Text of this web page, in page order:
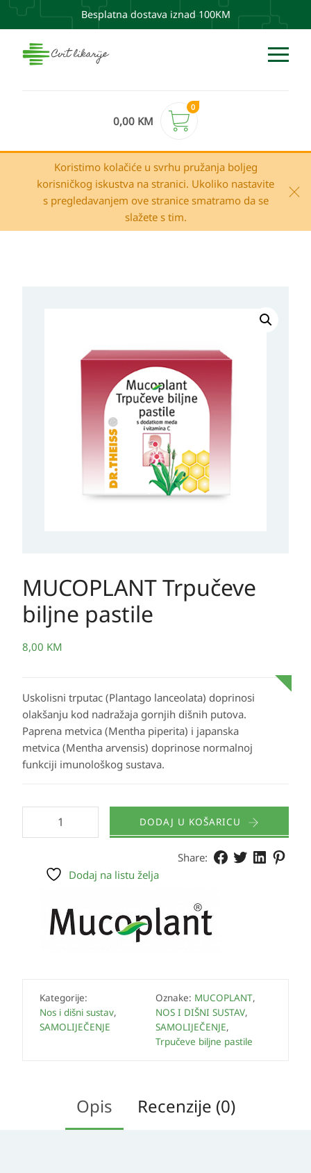
Besplatna dostava iznad 100KM
0,00 KM
0
Koristimo kolačiće u svrhu pružanja boljeg
korisničkog iskustva na stranici. Ukoliko nastavite
s pregledavanjem ove stranice smatramo da se
slažete s tim.
MUCOPLANT Trpučeve
biljne pastile
8,00 KM
Uskolisni trputac (Plantago lanceolata) doprinosi
olakšanju kod nadražaja gornjih dišnih putova.
Paprena metvica (Mentha piperita) i japanska
metvica (Mentha arvensis) doprinose normalnoj
funkciji imunološkog sustava.
DODAJ U KOŠARICU
Share:
Dodaj na listu želja
Kategorije:
Nos i dišni sustav,
SAMOLIJEČENJE
Oznake: MUCOPLANT,
NOS I DIŠNI SUSTAV,
SAMOLIJEČENJE,
Trpučeve biljne pastile
Opis Recenzije (0)